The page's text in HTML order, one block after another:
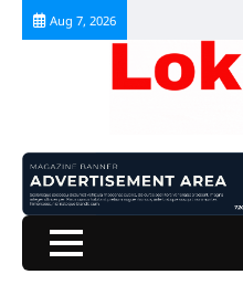
Skip
Aug 7, 2026